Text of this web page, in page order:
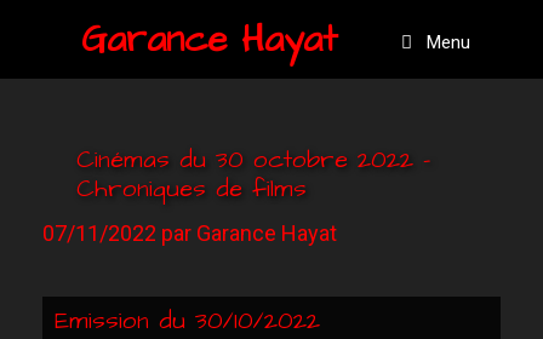
Garance Hayat Menu
Cinémas du 30 octobre 2022 –
Chroniques de films
07/11/2022 par Garance Hayat
Emission du 30/10/2022